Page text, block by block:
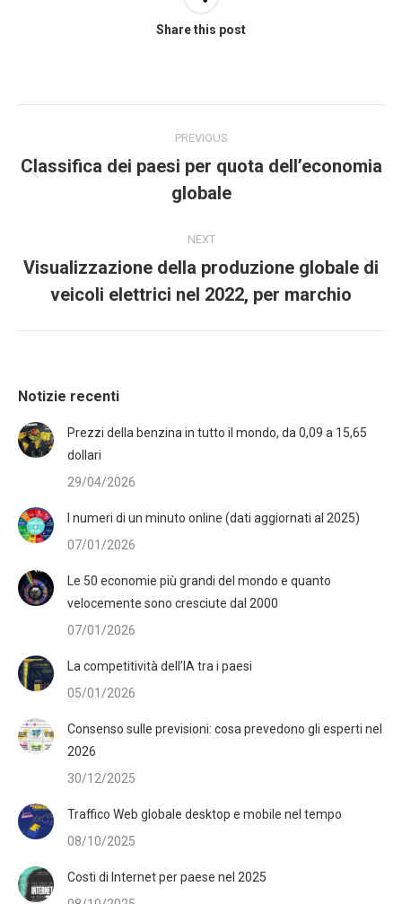
Share this post
PREVIOUS
Classifica dei paesi per quota dell’economia
globale
NEXT
Visualizzazione della produzione globale di
veicoli elettrici nel 2022, per marchio
Notizie recenti
Prezzi della benzina in tutto il mondo, da 0,09 a 15,65
dollari
29/04/2026
I numeri di un minuto online (dati aggiornati al 2025)
07/01/2026
Le 50 economie più grandi del mondo e quanto
velocemente sono cresciute dal 2000
07/01/2026
La competitività dell’IA tra i paesi
05/01/2026
Consenso sulle previsioni: cosa prevedono gli esperti nel
2026
30/12/2025
Traffico Web globale desktop e mobile nel tempo
08/10/2025
Costi di Internet per paese nel 2025